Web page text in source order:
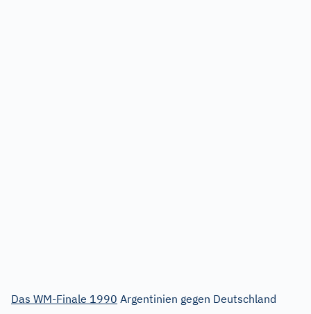
Das WM-Finale 1990 Argentinien gegen Deutschland